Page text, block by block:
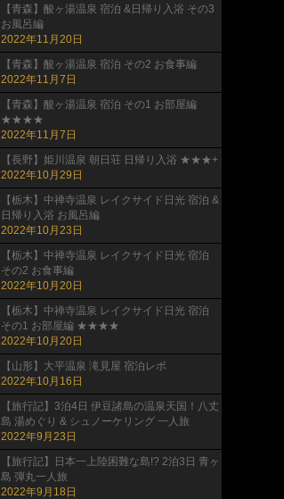
【青森】酸ヶ湯温泉 宿泊 &日帰り入浴 その3
お風呂編
2022年11月20日
【青森】酸ヶ湯温泉 宿泊 その2 お食事編
2022年11月7日
【青森】酸ヶ湯温泉 宿泊 その1 お部屋編
★★★★
2022年11月7日
【長野】姫川温泉 朝日荘 日帰り入浴 ★★★+
2022年10月29日
【栃木】中禅寺温泉 レイクサイド日光 宿泊 &
日帰り入浴 お風呂編
2022年10月23日
【栃木】中禅寺温泉 レイクサイド日光 宿泊
その2 お食事編
2022年10月20日
【栃木】中禅寺温泉 レイクサイド日光 宿泊
その1 お部屋編 ★★★★
2022年10月20日
【山形】大平温泉 滝見屋 宿泊レポ
2022年10月16日
【旅行記】3泊4日 伊豆諸島の温泉天国！八丈
島 湯めぐり & シュノーケリング 一人旅
2022年9月23日
【旅行記】日本一上陸困難な島!? 2泊3日 青ヶ
島 弾丸一人旅
2022年9月18日